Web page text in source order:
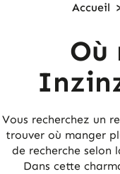
Accueil
Où
Vous recherchez un
trouver où manger
de recherche selon
Dans cette